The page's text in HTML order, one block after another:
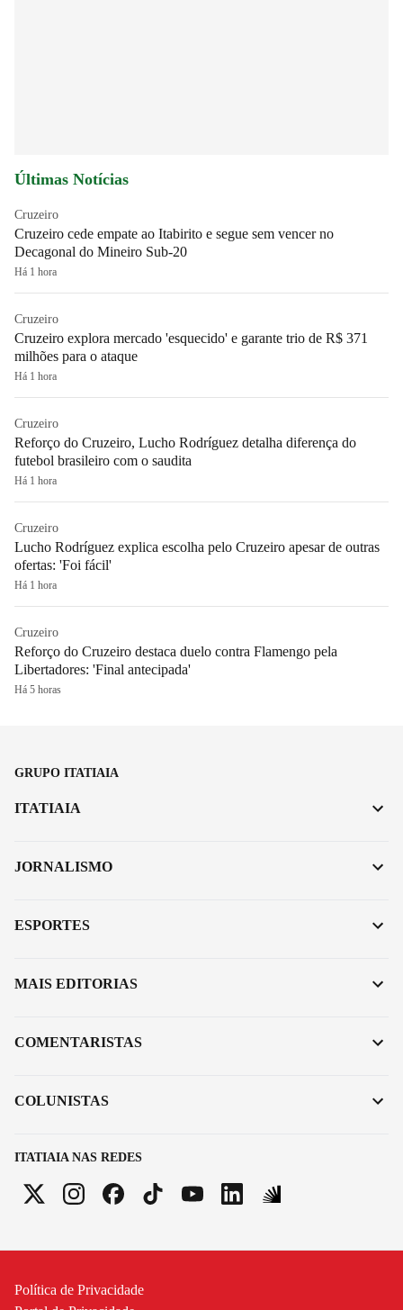
Últimas Notícias
Cruzeiro
Cruzeiro cede empate ao Itabirito e segue sem vencer no
Decagonal do Mineiro Sub-20
Há 1 hora
Cruzeiro
Cruzeiro explora mercado 'esquecido' e garante trio de R$ 371
milhões para o ataque
Há 1 hora
Cruzeiro
Reforço do Cruzeiro, Lucho Rodríguez detalha diferença do
futebol brasileiro com o saudita
Há 1 hora
Cruzeiro
Lucho Rodríguez explica escolha pelo Cruzeiro apesar de outras
ofertas: 'Foi fácil'
Há 1 hora
Cruzeiro
Reforço do Cruzeiro destaca duelo contra Flamengo pela
Libertadores: 'Final antecipada'
Há 5 horas
GRUPO ITATIAIA
ITATIAIA NAS REDES
ITATIAIA
JORNALISMO
ESPORTES
MAIS EDITORIAS
COMENTARISTAS
COLUNISTAS
Política de Privacidade